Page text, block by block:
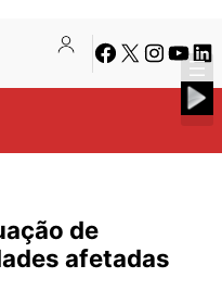
Facebook
X Instagram
de
afetadas